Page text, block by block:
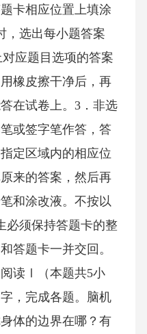
卡相应位置上填涂
，选出每小题答案
应题目选项的答案
橡皮擦干净后，再
在试卷上。3．非选
或签字笔作答，答
定区域内的相应位
来的答案，然后再
和涂改液。不按以
必须保持答题卡的整
答题卡一并交回。
读Ⅰ（本题共5小
，完成各题。脑机
体的边界在哪？有